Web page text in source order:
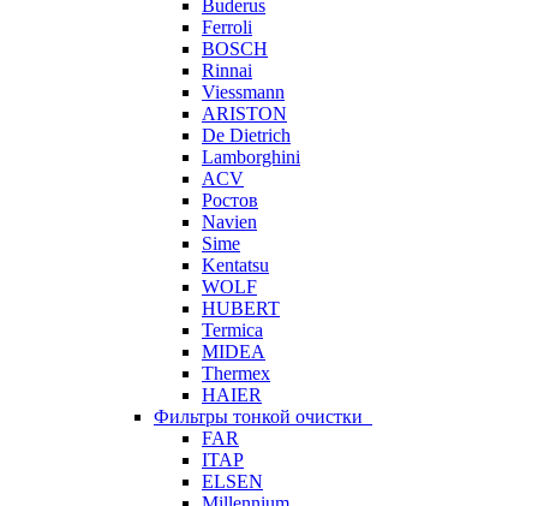
Buderus
Ferroli
BOSCH
Rinnai
Viessmann
ARISTON
De Dietrich
Lamborghini
ACV
Ростов
Navien
Sime
Kentatsu
WOLF
HUBERT
Termica
MIDEA
Thermex
HAIER
Фильтры тонкой очистки
FAR
ITAP
ELSEN